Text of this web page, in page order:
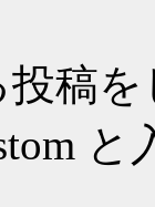
稿